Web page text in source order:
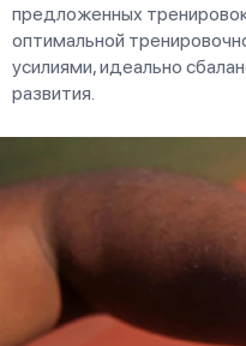
предложенных
оптимальной
усилиями, идеально
развития.